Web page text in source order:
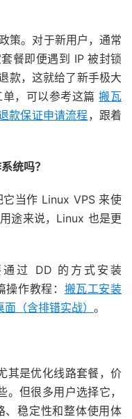
策。对于新用户，通常
餐即便遇到 IP 被封锁
款，这就给了新手极大
单，可以参考这篇搬瓦
款保证申请流程 ，跟着
统吗？
当作 Linux VPS 来使
途来说，Linux 也是更
过 DD 的方式安装
作教程： 搬瓦工安装
（含排错实战） 。
其是优化线路套餐，价
但很多用户选择它，
、稳定性和整体使用体